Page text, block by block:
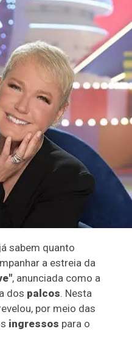
já sabem quanto
a estreia da
, anunciada como a
dos palcos. Nesta
por meio das
ingressos para o